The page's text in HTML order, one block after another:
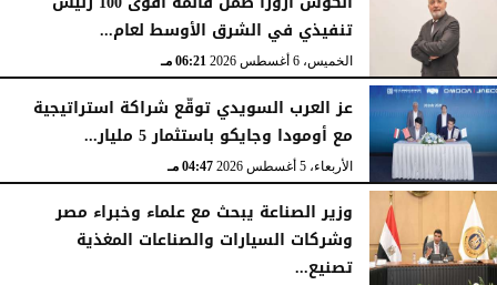
الجمعة، 7 أغسطس 2026 12:17 صـ
تنفيذي في الشرق الأوسط لعام...
الخميس، 6 أغسطس 2026 06:21 مـ
عز العرب السويدي توقّع شراكة استراتيجية
مع أومودا وجايكو باستثمار 5 مليار...
الأربعاء، 5 أغسطس 2026 04:47 مـ
وزير الصناعة يبحث مع علماء وخبراء مصر
وشركات السيارات والصناعات المغذية
تصنيع...